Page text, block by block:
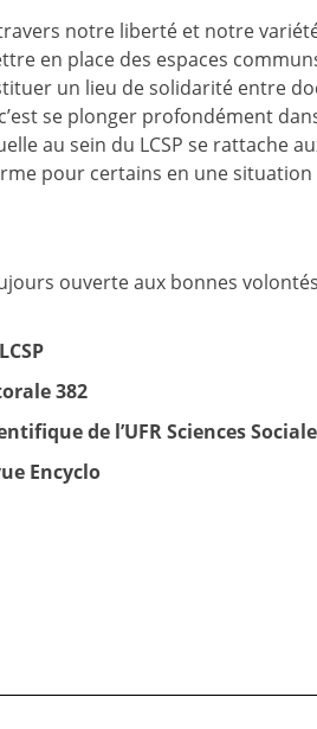
travers notre liberté et notre
en place des espaces
un lieu de solidarité entre
se plonger profondément
au sein du LCSP se rattache
pour certains en une
ouverte aux bonnes
382
de l’UFR Sciences
Encyclo